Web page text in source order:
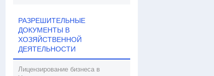
РАЗРЕШИТЕЛЬНЫЕ
ДОКУМЕНТЫ В
ХОЗЯЙСТВЕННОЙ
ДЕЯТЕЛЬНОСТИ
Лицензирование бизнеса в